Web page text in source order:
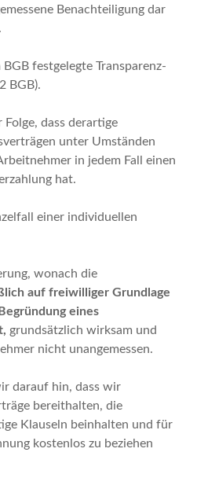
Benachteiligung dar
festgelegte Transparenz-
BGB).
Folge, dass derartige
unter Umständen
in jedem Fall einen
hat.
einer individuellen
wonach die
auf freiwilliger Grundlage
eines
grundsätzlich wirksam und
nicht unangemessen.
darauf hin, dass wir
bereithalten, die
Klauseln beinhalten und für
kostenlos zu beziehen